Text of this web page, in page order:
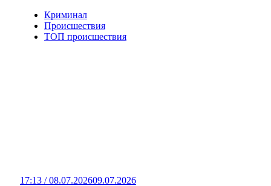
Криминал
Происшествия
ТОП происшествия
17:13 / 08.07.202609.07.2026